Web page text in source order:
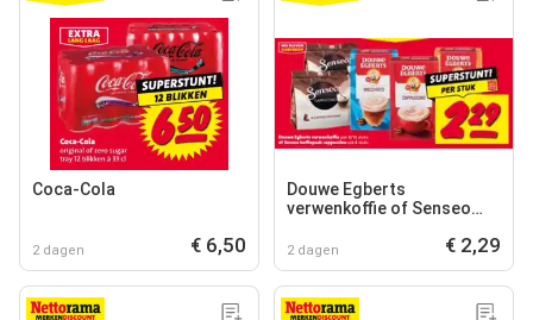
Coca-Cola
2 dagen € 6,50
Douwe Egberts
verwenkoffie of Senseo
2 dagen € 2,29